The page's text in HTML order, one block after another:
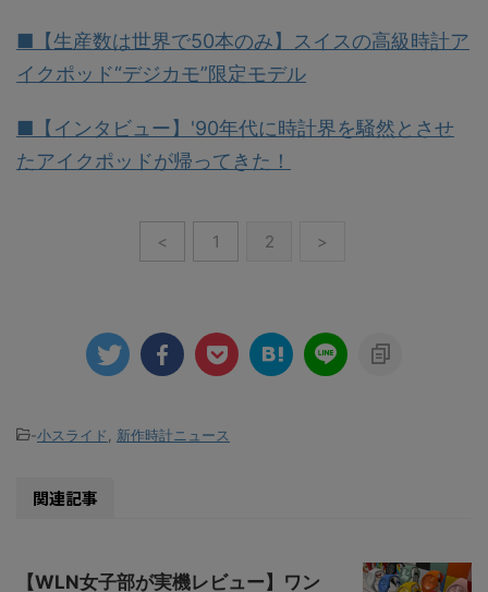
■【生産数は世界で50本のみ】スイスの高級時計ア
イクポッド“デジカモ”限定モデル
■【インタビュー】'90年代に時計界を騒然とさせ
たアイクポッドが帰ってきた！
< 1 2 >
-小スライド 新作時計ニュース
関連記事
【WLN女子部が実機レビュー】ワン